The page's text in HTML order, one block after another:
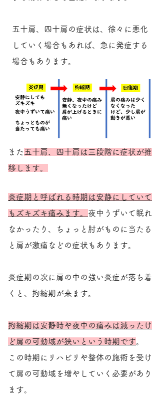
五十肩、四十肩の症状は、徐々に悪化
していく場合もあれば、急に発症する
場合もあります。
また 五十肩、四十肩は三段階に症状が推
移します。
炎症期と呼ばれる時期は安静にしていて
もズキズキ痛みます。 夜中うずいて眠れ
なかったり、ちょっと肘がものに当たる
と肩が激痛などの症状もあります。
炎症期の次に肩の中の強い炎症が落ち着
くと、拘縮期が来ます。
拘縮期は安静時や夜中の痛みは減ったけ
ど肩の可動域が狭いという時期です
この時期にリハビリや整体の施術を受け
て肩の可動域を増やしていく必要があり
ます。